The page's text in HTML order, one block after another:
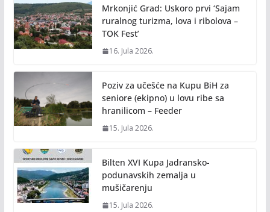
Mrkonjić Grad: Uskoro prvi ‘Sajam
ruralnog turizma, lova i ribolova –
TOK Fest’
16. Jula 2026.
Poziv za učešće na Kupu BiH za
seniore (ekipno) u lovu ribe sa
hranilicom – Feeder
15. Jula 2026.
Bilten XVI Kupa Jadransko-
podunavskih zemalja u
mušičarenju
15. Jula 2026.